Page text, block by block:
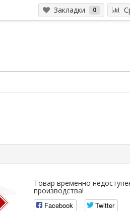
Закладки 0
Товар временно
производства!
Facebook
Twitter